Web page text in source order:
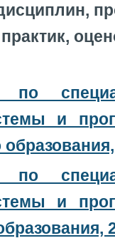
по
и
по
и